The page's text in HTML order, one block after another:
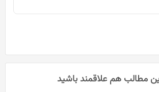
مطالب هم علاقمند باشید